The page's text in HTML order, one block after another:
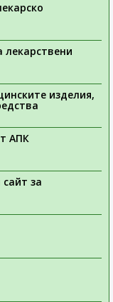
лекарствени
изделия,
АПК
за